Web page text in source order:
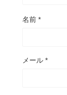
名前 *
メール *